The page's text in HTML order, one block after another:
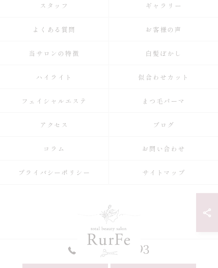
052-990-9993
スタッフ ギャラリー
よくある質問 お客様の声
当サロンの特徴 白髪ぼかし
ハイライト 似合わせカット
フェイシャルエステ まつ毛パーマ
アクセス ブログ
コラム お問い合わせ
プライバシーポリシー サイトマップ